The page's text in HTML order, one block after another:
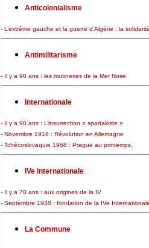
Anticolonialisme
- L’extrême gauche et la guerre d’Algérie : la
Antimilitarisme
- Il y a 90 ans : les mutineries de la Mer Noire
Internationale
- Il y a 90 ans : L’insurrection « spartakiste »
- Novembre 1918 : Révolution en Allemagne
- Tchécoslovaquie 1968 : Prague au printemps.
IVe internationale
- Il y a 70 ans : aux origines de la IV
- Septembre 1938 : fondation de la IVe
La Commune